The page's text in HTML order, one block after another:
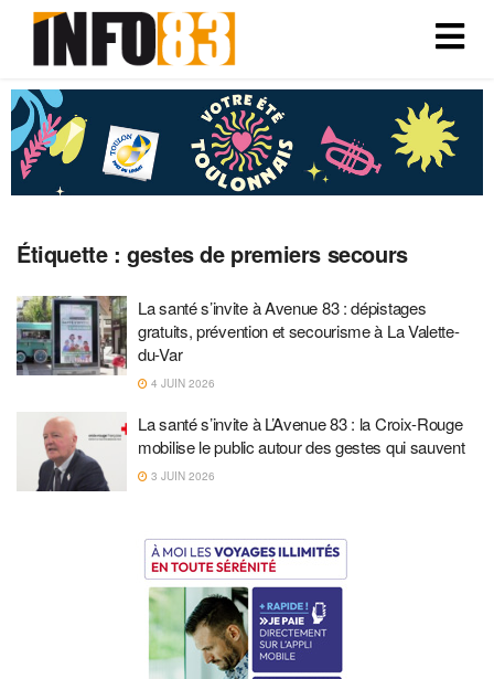
Étiquette :gestes de premiers secours
La santé s’invite à Avenue 83 : dépistages
gratuits, prévention et secourisme à La Valette-
du-Var
4 JUIN 2026
La santé s’invite à L’Avenue 83 : la Croix-Rouge
mobilise le public autour des gestes qui sauvent
3 JUIN 2026